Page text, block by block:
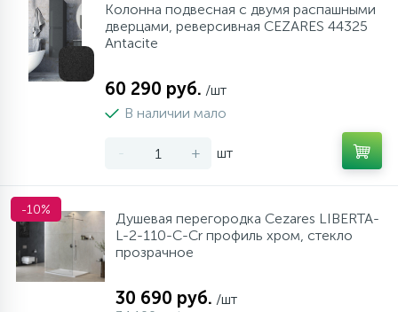
Колонна подвесная с двумя распашными
дверцами, реверсивная CEZARES 44325
Antacite
60 290 руб. /шт
В наличии мало
- + шт
-10%
Душевая перегородка Cezares LIBERTA-
L-2-110-C-Cr профиль хром, стекло
прозрачное
30 690 руб. /шт